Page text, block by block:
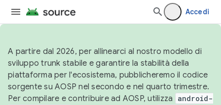
Accedi
A partire dal 2026, per allinearci al nostro modello di
sviluppo trunk stabile e garantire la stabilità della
piattaforma per l'ecosistema, pubblicheremo il codice
sorgente su AOSP nel secondo e nel quarto trimestre.
Per compilare e contribuire ad AOSP, utilizza
android-